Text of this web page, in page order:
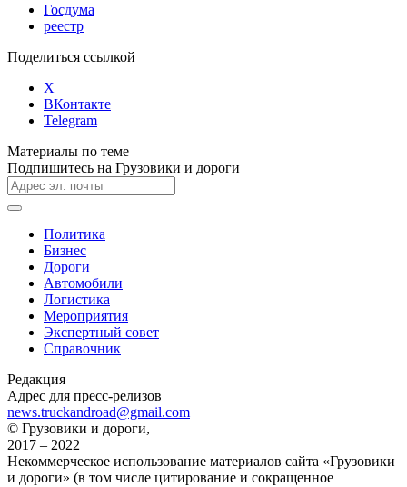
Госдума
реестр
Поделиться ссылкой
X
ВКонтакте
Telegram
Материалы по теме
Подпишитесь на Грузовики и дороги
Политика
Бизнес
Дороги
Автомобили
Логистика
Мероприятия
Экспертный совет
Справочник
Редакция
Адрес для пресс-релизов
news.truckandroad@gmail.com
© Грузовики и дороги,
2017 – 2022
Некоммерческое использование материалов сайта «Грузовики
и дороги» (в том числе цитирование и сокращенное